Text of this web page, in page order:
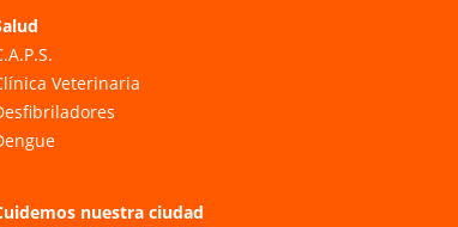
Veterinaria
nuestra ciudad